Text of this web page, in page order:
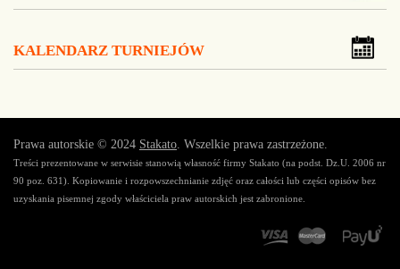
KALENDARZ TURNIEJÓW
Prawa autorskie © 2024 Stakato. Wszelkie prawa zastrzeżone.
Treści prezentowane w serwisie stanowią własność firmy Stakato (na podst. Dz.U. 2006 nr
90 poz. 631). Kopiowanie i rozpowszechnianie zdjęć oraz całości lub części opisów bez
uzyskania pisemnej zgody właściciela praw autorskich jest zabronione.